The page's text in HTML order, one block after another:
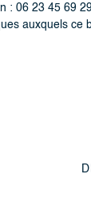
: 06 23 45 69 29
auxquels ce